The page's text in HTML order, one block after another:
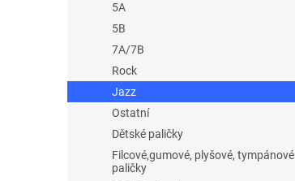
5A
5B
7A/7B
Rock
Jazz
Ostatní
Dětské paličky
Filcové,gumové, plyšové, tympánové
paličky